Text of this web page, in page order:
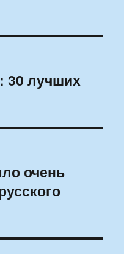
30 лучших
очень